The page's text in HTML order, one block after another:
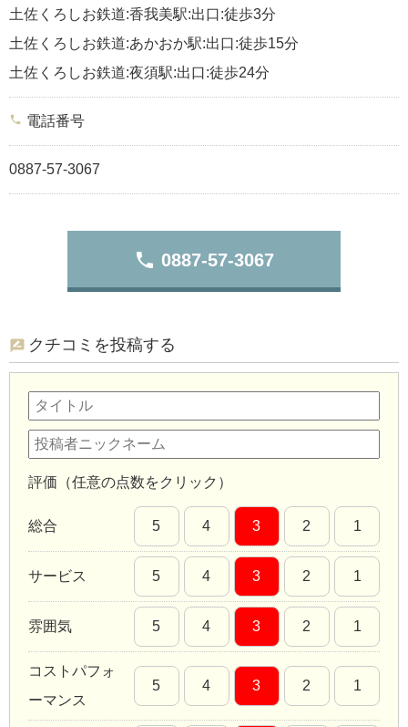
土佐くろしお鉄道:香我美駅:出口:徒歩3分
土佐くろしお鉄道:あかおか駅:出口:徒歩15分
土佐くろしお鉄道:夜須駅:出口:徒歩24分
phone 電話番号
0887-57-3067
phone 0887-57-3067
クチコミを投稿する
評価（任意の点数をクリック）
総合 5 4 3 2 1
サービス 5 4 3 2 1
雰囲気 5 4 3 2 1
コストパフォ
ーマンス
5 4 3 2 1